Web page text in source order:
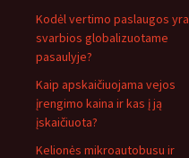
Kodėl vertimo paslaugos yra
svarbios globalizuotame
pasaulyje?
Kaip apskaičiuojama vejos
įrengimo kaina ir kas į ją
įskaičiuota?
Kelionės mikroautobusu ir